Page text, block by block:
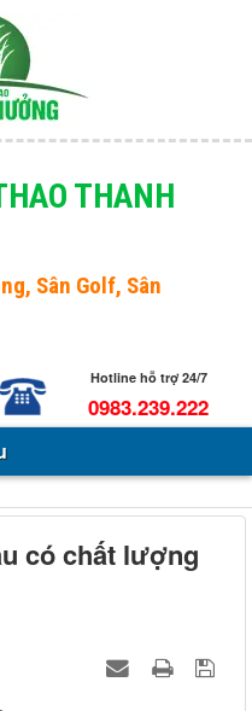
THANH
, Sân Golf, Sân
Hotline hỗ trợ 24/7
0983.239.222
có chất lượng